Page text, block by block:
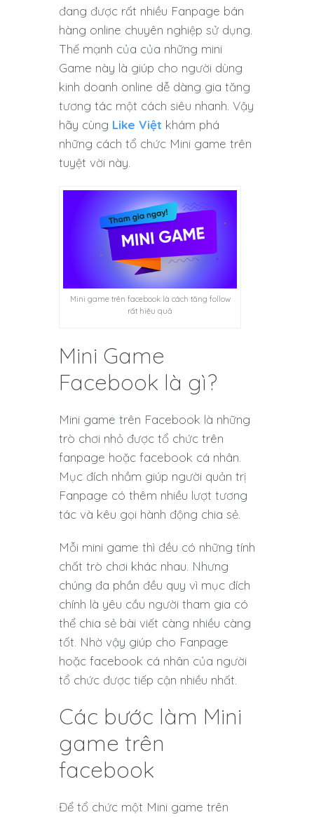
đang được rất nhiều Fanpage bán
hàng online chuyên nghiệp sử dụng.
Thế mạnh của của những mini
Game này là giúp cho người dùng
kinh doanh online dễ dàng gia tăng
tương tác một cách siêu nhanh. Vậy
hãy cùng Like Việt khám phá
những cách tổ chức Mini game trên
tuyệt vời này.
Mini game trên facebook là cách tăng follow
rất hiệu quả
Mini Game
Facebook là gì?
Mini game trên Facebook là những
trò chơi nhỏ được tổ chức trên
fanpage hoặc facebook cá nhân.
Mục đích nhầm giúp người quản trị
Fanpage có thêm nhiều lượt tương
tác và kêu gọi hành động chia sẻ.
Mỗi mini game thì đều có những tính
chất trò chơi khác nhau. Nhưng
chúng đa phần đều quy vì mục đích
chính là yêu cầu người tham gia có
thể chia sẻ bài viết càng nhiều càng
tốt. Nhờ vậy giúp cho Fanpage
hoặc facebook cá nhân của người
tổ chức được tiếp cận nhiều nhất.
Các bước làm Mini
game trên
facebook
Để tổ chức một Mini game trên